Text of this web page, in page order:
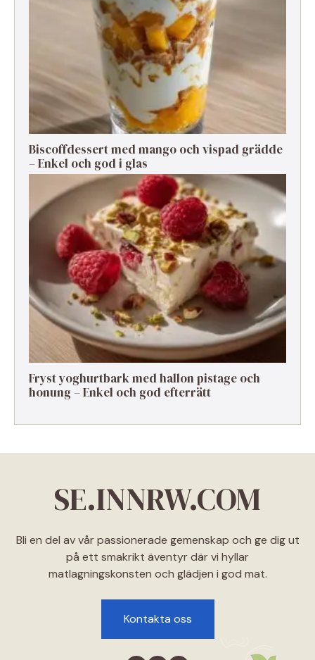
Biscoffdessert med mango och vispad grädde
– Enkel och god i glas
Fryst yoghurtbark med hallon pistage och
honung – Enkel och god efterrätt
SE.INNRW.COM
Bli en del av vår passionerade gemenskap och ge dig ut
på ett smakrikt äventyr där vi hyllar
matlagningskonsten och glädjen i god mat.
Kontakta oss